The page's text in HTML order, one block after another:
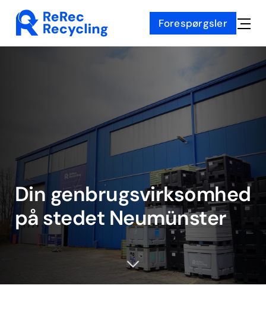
content
Forespørgsler
Toggle
Din genbrugsvirksomhed
på stedet Neumünster